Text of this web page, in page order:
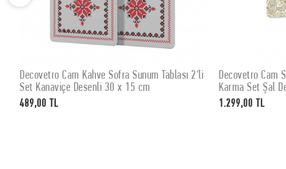
SEPETE EKLE
Decovetro Cam Kahve Sofra Sunum Tablası 2'li
Set Kanaviçe Desenli 30 x 15 cm
489,00 TL
Decovetro Cam
Karma Set Şal
1.299,00 TL